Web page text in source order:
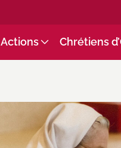
Actions Chrétiens